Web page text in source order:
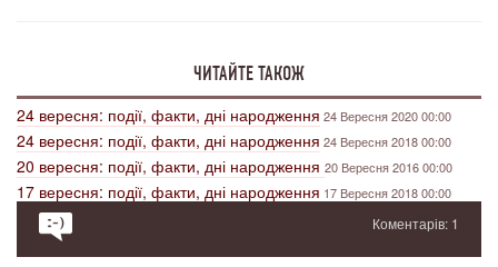
ЧИТАЙТЕ ТАКОЖ
24 вересня: події, факти, дні народження 24 Вересня 2020 00:00
24 вересня: події, факти, дні народження 24 Вересня 2018 00:00
20 вересня: події, факти, дні народження 20 Вересня 2016 00:00
17 вересня: події, факти, дні народження 17 Вересня 2018 00:00
Коментарів: 1